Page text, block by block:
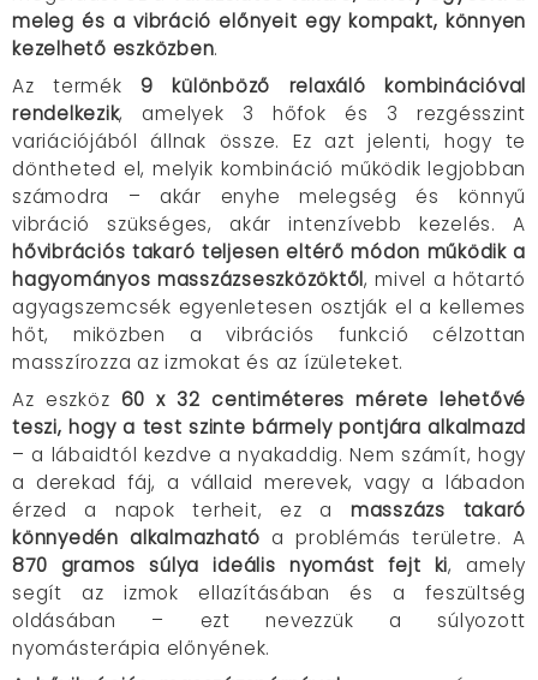
meleg és a vibráció előnyeit egy kompakt, könnyen
kezelhető eszközben.
Az termék9 különböző relaxáló kombinációval
rendelkezik, amelyek 3 hőfok és 3 rezgésszint
variációjából állnak össze. Ez azt jelenti, hogy te
döntheted el, melyik kombináció működik legjobban
számodra – akár enyhe melegség és könnyű
vibráció szükséges, akár intenzívebb kezelés. A
hővibrációs takaró teljesen eltérő módon működik a
hagyományos masszázseszközöktől, mivel a hőtartó
agyagszemcsék egyenletesen osztják el a kellemes
hőt, miközben a vibrációs funkció célzottan
masszírozza az izmokat és az ízületeket.
Az eszköz 60 x 32 centiméteres mérete lehetővé
teszi, hogy a test szinte bármely pontjára alkalmazd
– a lábaidtól kezdve a nyakaddig. Nem számít, hogy
a derekad fáj, a vállaid merevek, vagy a lábadon
érzed a napok terheit, ez a masszázs takaró
könnyedén alkalmazható a problémás területre. A
870 gramos súlya ideális nyomást fejt ki, amely
segít az izmok ellazításában és a feszültség
oldásában – ezt nevezzük a súlyozott
nyomásterápia előnyének.